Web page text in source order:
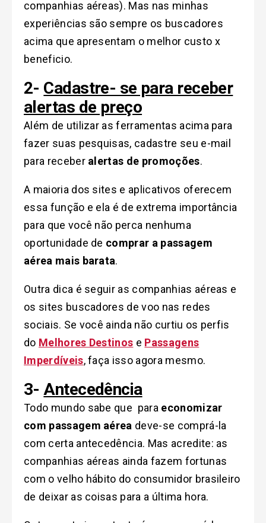
companhias aéreas). Mas nas minhas
experiências são sempre os buscadores
acima que apresentam o melhor custo x
beneficio.
2- Cadastre- se para receber
alertas de preço
Além de utilizar as ferramentas acima para
fazer suas pesquisas, cadastre seu e-mail
para receber alertas de promoções.
A maioria dos sites e aplicativos oferecem
essa função e ela é de extrema importância
para que você não perca nenhuma
oportunidade de comprar a passagem
aérea mais barata.
Outra dica é seguir as companhias aéreas e
os sites buscadores de voo nas redes
sociais. Se você ainda não curtiu os perfis
do Melhores Destinos e Passagens
Imperdíveis, faça isso agora mesmo.
3-Antecedência
Todo mundo sabe que para economizar
com passagem aérea deve-se comprá-la
com certa antecedência. Mas acredite: as
companhias aéreas ainda fazem fortunas
com o velho hábito do consumidor brasileiro
de deixar as coisas para a última hora.